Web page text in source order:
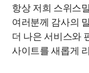
항상 저희 스위스
여러분께 감사의
더 나은 서비스와
사이트를 새롭게